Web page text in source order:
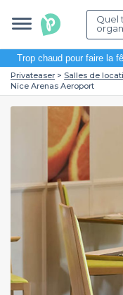
Quel
Trop chaud pour faire la
Privateaser Salles de
Nice Arenas Aeroport